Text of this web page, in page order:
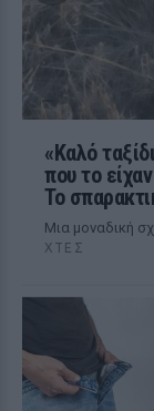
«Καλό
που το
Το
Μια μοναδική
ΧΤΕΣ